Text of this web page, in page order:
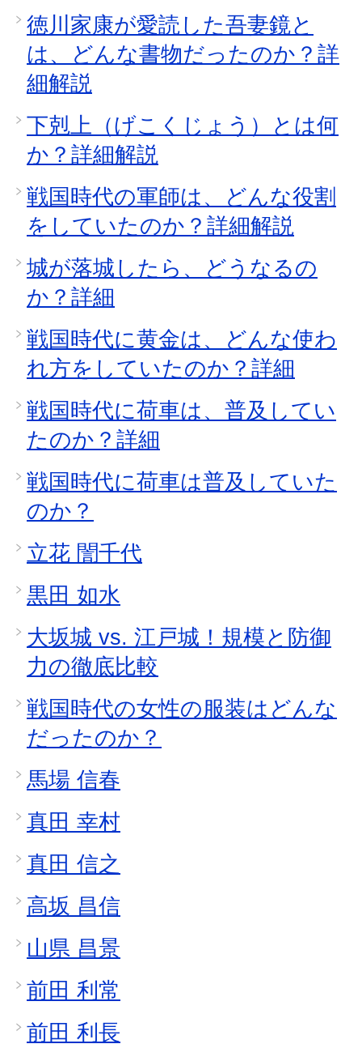
徳川家康が愛読した吾妻鏡と
は、どんな書物だったのか？詳
細解説
下剋上（げこくじょう）とは何
か？詳細解説
戦国時代の軍師は、どんな役割
をしていたのか？詳細解説
城が落城したら、どうなるの
か？詳細
戦国時代に黄金は、どんな使わ
れ方をしていたのか？詳細
戦国時代に荷車は、普及してい
たのか？詳細
戦国時代に荷車は普及していた
のか？
立花 誾千代
黒田 如水
大坂城 vs. 江戸城！規模と防御
力の徹底比較
戦国時代の女性の服装はどんな
だったのか？
馬場 信春
真田 幸村
真田 信之
高坂 昌信
山県 昌景
前田 利常
前田 利長